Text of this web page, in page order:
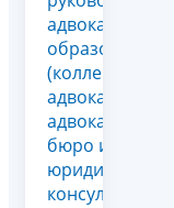
адвокатского
образования
(коллегии
адвокатов,
адвокатского
бюро и
юридической
консультации)